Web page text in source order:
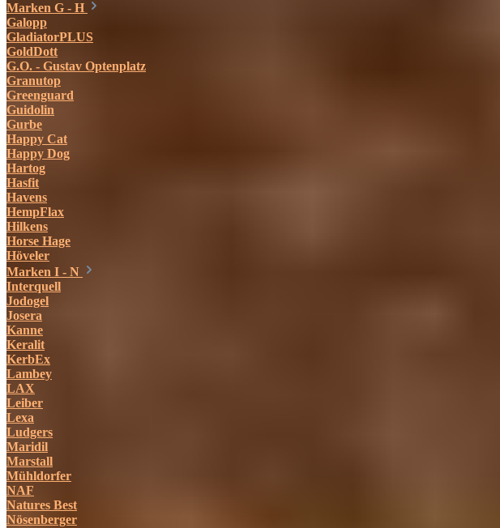
Marken G - H
Galopp
GladiatorPLUS
GoldDott
G.O. - Gustav Optenplatz
Granutop
Greenguard
Guidolin
Gurbe
Happy Cat
Happy Dog
Hartog
Hasfit
Havens
HempFlax
Hilkens
Horse Hage
Höveler
Marken I - N
Interquell
Jodogel
Josera
Kanne
Keralit
KerbEx
Lambey
LAX
Leiber
Lexa
Ludgers
Maridil
Marstall
Mühldorfer
NAF
Natures Best
Nösenberger